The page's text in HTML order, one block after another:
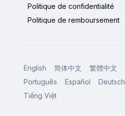
Politique de confidentialité
Politique de remboursement
English 简体中文 繁體中文
Português
Español Deutsch
Tiếng Việt